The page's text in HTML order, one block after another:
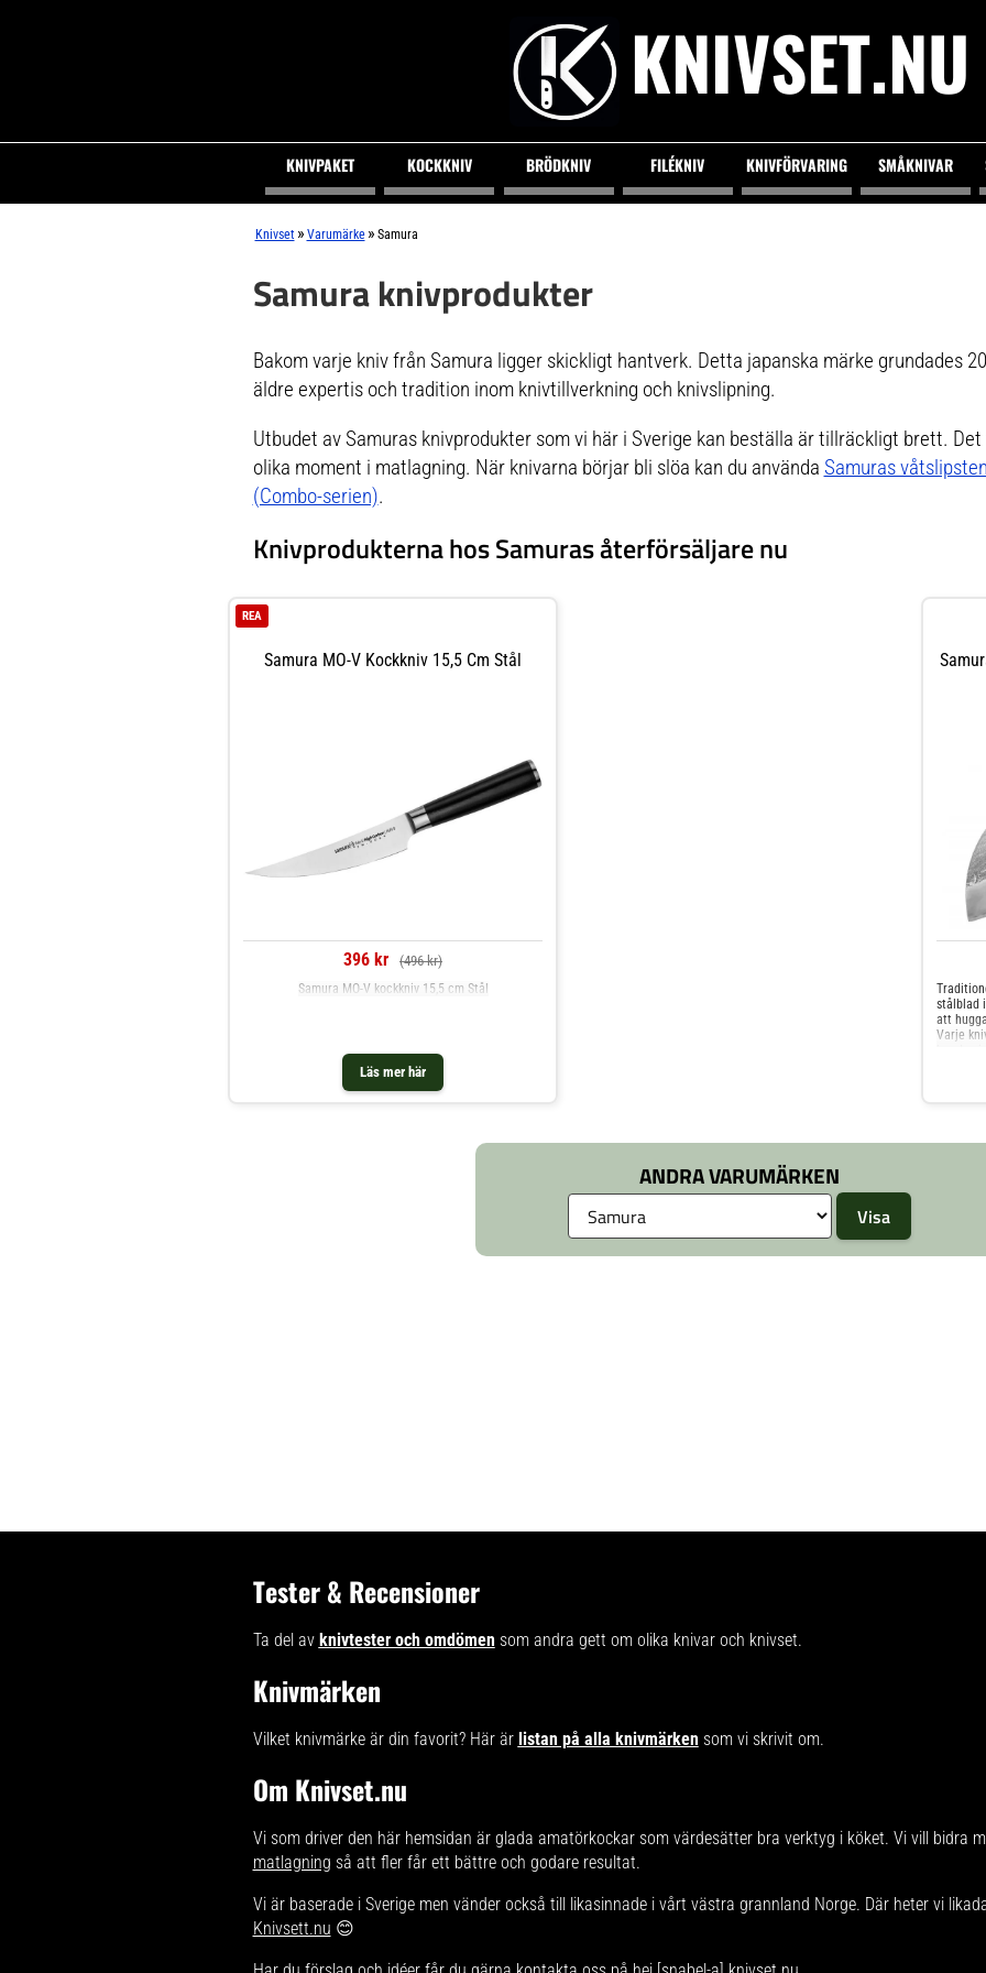
KNIVSET.NU
KNIVPAKET KOCKKNIV BRÖDKNIV FILÉKNIV KNIVFÖRVARING SMÅKNIVAR
Knivset » Varumärke » Samura
Samura knivprodukter
Bakom varje kniv från Samura ligger skickligt hantverk. Detta japanska märke grundades
äldre expertis och tradition inom knivtillverkning och knivslipning.
Utbudet av Samuras knivprodukter som vi här i Sverige kan beställa är tillräckligt brett.
olika moment i matlagning. När knivarna börjar bli slöa kan du använda Samuras
(Combo-serien).
Knivprodukterna hos Samuras återförsäljare nu
Samura MO-V Kockkniv 15,5 Cm Stål
REA
396 kr (496 kr)
Läs mer här
Samura MO-V kockkniv 15,5 cm Stål
stålblad
att
Varje
hållbart
ANDRA VARUMÄRKEN
Tester & Recensioner
Ta del av knivtester och omdömen som andra gett om olika knivar och knivset.
Knivmärken
Vilket knivmärke är din favorit? Här är listan på alla knivmärken som vi skrivit om.
Om Knivset.nu
Vi som driver den här hemsidan är glada amatörkockar som värdesätter bra verktyg i köket. Vi vill bidra
matlagning så att fler får ett bättre och godare resultat.
Vi är baserade i Sverige men vänder också till likasinnade i vårt västra grannland Norge. Där heter vi
Knivsett.nu 😊